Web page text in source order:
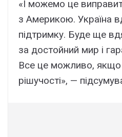
«І можемо це
з Америкою. Україна
підтримку. Буде ще
за достойний мир і
Все це можливо, якщо
рішучості», —